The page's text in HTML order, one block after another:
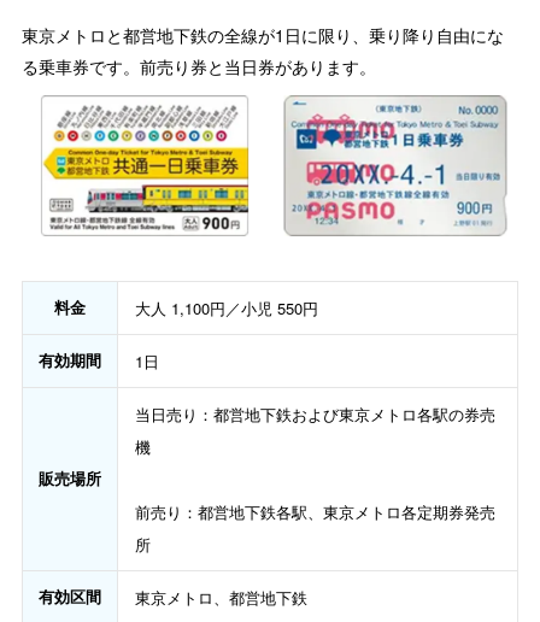
東京メトロと都営地下鉄の全線が1日に限り、乗り降り自由にな
る乗車券です。前売り券と当日券があります。
料金 大人 1,100円／小児 550円
有効期間 1日
販売場所
当日売り：都営地下鉄および東京メトロ各駅の券売
機
前売り：都営地下鉄各駅、東京メトロ各定期券発売
所
有効区間
東京メトロ、都営地下鉄